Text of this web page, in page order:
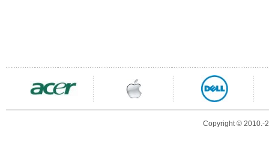
Copyright © 2010.-